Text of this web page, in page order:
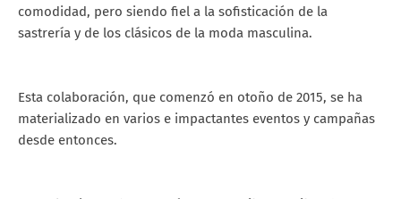
comodidad, pero siendo fiel a la sofisticación de la
sastrería y de los clásicos de la moda masculina.
Esta colaboración, que comenzó en otoño de 2015, se ha
materializado en varios e impactantes eventos y campañas
desde entonces.